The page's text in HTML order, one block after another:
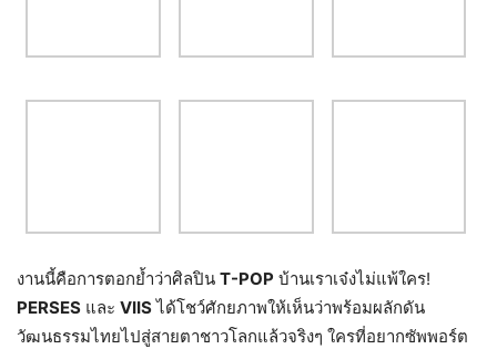
งานนี้คือการตอกย้ำว่าศิลปิน T-POP บ้านเราเจ๋งไม่แพ้ใคร!
PERSES และ VIISได้โชว์ศักยภาพให้เห็นว่าพร้อมผลักดัน
วัฒนธรรมไทยไปสู่สายตาชาวโลกแล้วจริงๆ ใครที่อยากซัพพอร์ต